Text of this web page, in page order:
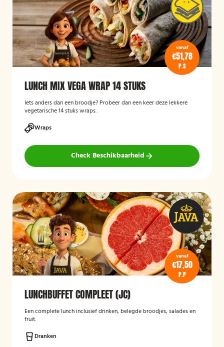
vanaf
€51,78
P.S
LUNCH MIX VEGA WRAP 14 STUKS
Iets anders dan een broodje? Probeer dan een keer deze lekkere
vegetarische 14 stuks wraps.
Wraps
Check Beschikbaarheid
vanaf
€17,50
P.P
LUNCHBUFFET COMPLEET (JC)
Een complete lunch inclusief drinken, belegde broodjes, salades en
fruit.
Dranken